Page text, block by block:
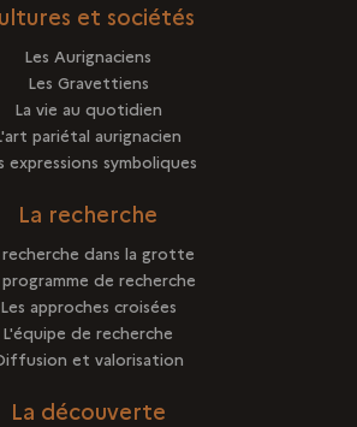
et sociétés
Les Aurignaciens
Les Gravettiens
La vie au quotidien
pariétal aurignacien
expressions symboliques
La recherche
recherche dans la grotte
programme de recherche
Les approches croisées
L'équipe de recherche
et valorisation
La découverte